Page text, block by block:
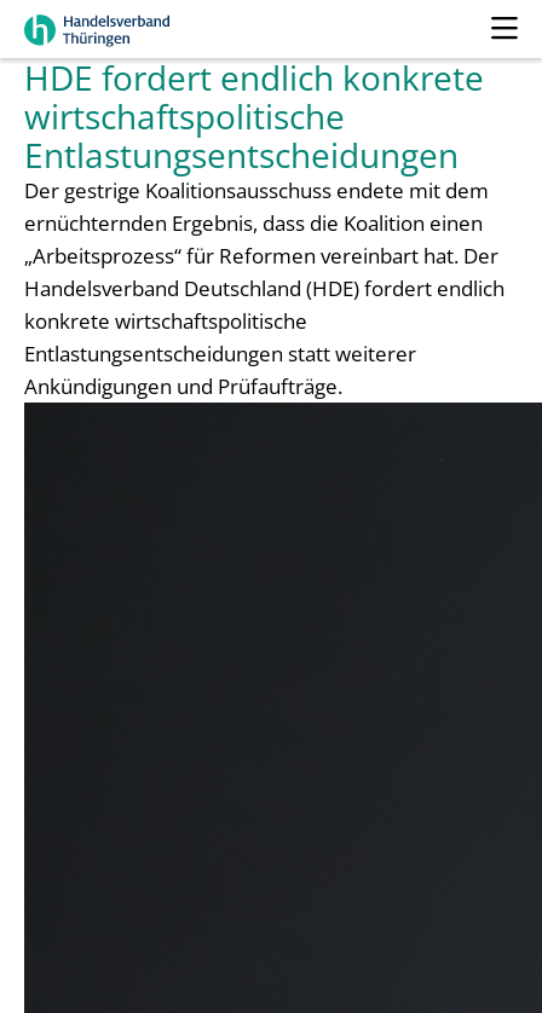
HDE fordert endlich konkrete
wirtschaftspolitische
Entlastungsentscheidungen
Der gestrige Koalitionsausschuss endete mit dem
ernüchternden Ergebnis, dass die Koalition einen
„Arbeitsprozess“ für Reformen vereinbart hat. Der
Handelsverband Deutschland (HDE) fordert endlich
konkrete wirtschaftspolitische
Entlastungsentscheidungen statt weiterer
Ankündigungen und Prüfaufträge.